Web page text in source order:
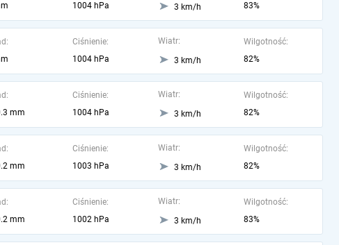
1004 hPa
3 km/h
83%
Ciśnienie:
1004 hPa
Wiatr:
3 km/h
Wilgotność:
82%
mm
Ciśnienie:
1004 hPa
Wiatr:
3 km/h
Wilgotność:
82%
mm
Ciśnienie:
1003 hPa
Wiatr:
3 km/h
Wilgotność:
82%
mm
Ciśnienie:
1002 hPa
Wiatr:
3 km/h
Wilgotność:
83%